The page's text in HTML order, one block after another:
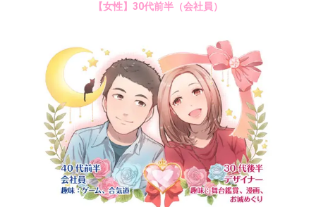
【女性】30代前半（会社員）